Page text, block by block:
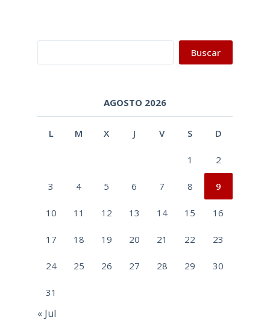
Buscar
AGOSTO 2026
L M X J V S D
1 2
3 4 5 6 7 8 9
10 11 12 13 14 15 16
17 18 19 20 21 22 23
24 25 26 27 28 29 30
31
« Jul